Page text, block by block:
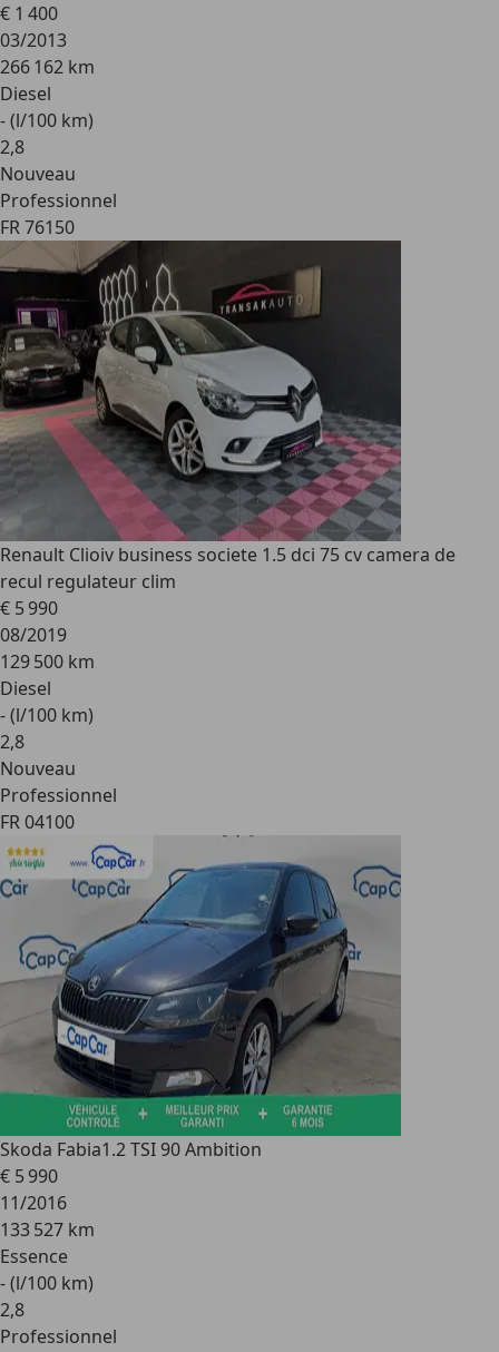
€ 1 400
03/2013
266 162 km
Diesel
- (l/100 km)
2,8
Nouveau
Professionnel
FR 76150
Renault Clioiv business societe 1.5 dci 75 cv camera de
recul regulateur clim
€ 5 990
08/2019
129 500 km
Diesel
- (l/100 km)
2,8
Nouveau
Professionnel
FR 04100
Skoda Fabia1.2 TSI 90 Ambition
€ 5 990
11/2016
133 527 km
Essence
- (l/100 km)
2,8
Professionnel